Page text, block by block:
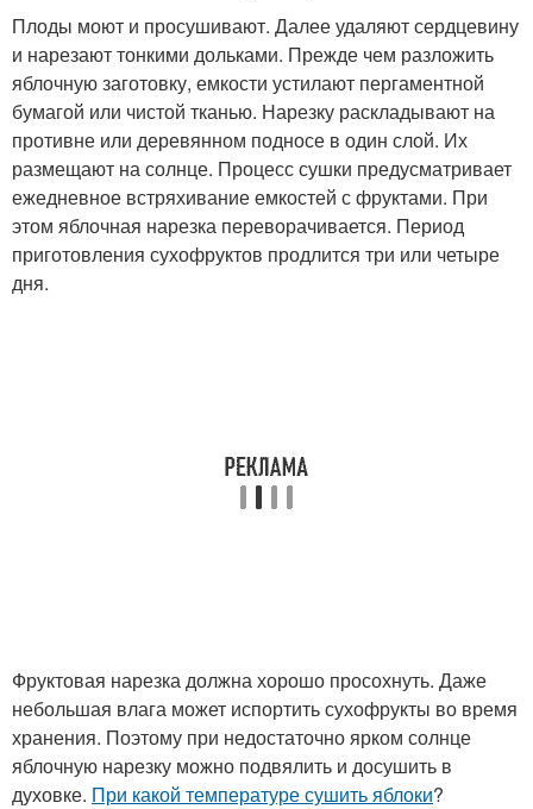
Плоды моют и просушивают. Далее удаляют сердцевину
и нарезают тонкими дольками. Прежде чем разложить
яблочную заготовку, емкости устилают пергаментной
бумагой или чистой тканью. Нарезку раскладывают на
противне или деревянном подносе в один слой. Их
размещают на солнце. Процесс сушки предусматривает
ежедневное встряхивание емкостей с фруктами. При
этом яблочная нарезка переворачивается. Период
приготовления сухофруктов продлится три или четыре
дня.
Фруктовая нарезка должна хорошо просохнуть. Даже
небольшая влага может испортить сухофрукты во время
хранения. Поэтому при недостаточно ярком солнце
яблочную нарезку можно подвялить и досушить в
духовке. При какой температуре сушить яблоки?